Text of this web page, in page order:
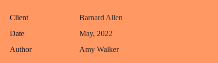
Client
Barnard Allen
Date
May, 2022
Author
Amy Walker